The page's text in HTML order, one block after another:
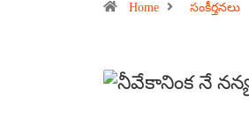
Home సంకీర్తనలు